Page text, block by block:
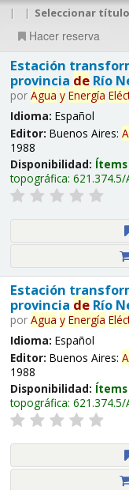
| | Seleccionar
Hacer reserva
Estación
provincia deRío
por Agua y Energía
Idioma: Español
Editor: Buenos Aires:
1988
Disponibilidad:
topográfica: 621.374.5/
Estación
provincia deRío
por Agua y Energía
Idioma: Español
Editor: Buenos Aires:
1988
Disponibilidad:
topográfica: